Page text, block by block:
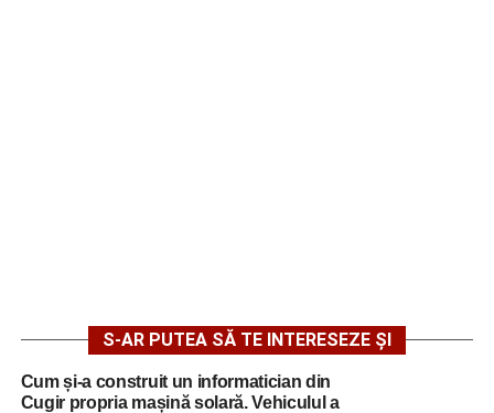
S-AR PUTEA SĂ TE INTERESEZE ȘI
Cum și-a construit un informatician din
Cugir propria mașină solară. Vehiculul a